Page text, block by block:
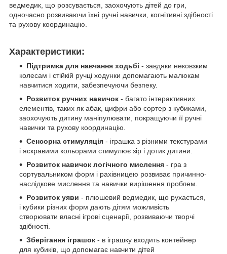
ведмедик, що розсувається, заохочують дітей до гри,
одночасно розвиваючи їхні ручні навички, когнітивні здібності
та рухову координацію.
Характеристики:
Підтримка для навчання ходьбі - завдяки нековзким
колесам і стійкій ручці ходунки допомагають малюкам
навчитися ходити, забезпечуючи безпеку.
Розвиток ручних навичок - багато інтерактивних
елементів, таких як абак, цифри або сортер з кубиками,
заохочують дитину маніпулювати, покращуючи її ручні
навички та рухову координацію.
Сенсорна стимуляція - іграшка з різними текстурами
і яскравими кольорами стимулює зір і дотик дитини.
Розвиток навичок логічного мислення - гра з
сортувальником форм і рахівницею розвиває причинно-
наслідкове мислення та навички вирішення проблем.
Розвиток уяви - плюшевий ведмедик, що рухається,
і кубики різних форм дають дітям можливість
створювати власні ігрові сценарії, розвиваючи творчі
здібності.
Зберігання іграшок - в іграшку входить контейнер
для кубиків, що допомагає навчити дітей